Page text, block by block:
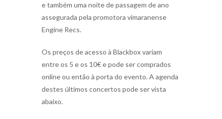
e também uma noite de passagem de ano
assegurada pela promotora vimaranense
Engine Recs.
Os preços de acesso à Blackbox variam
entre os 5 e os 10€ e pode ser comprados
online ou então à porta do evento. A agenda
destes últimos concertos pode ser vista
abaixo.